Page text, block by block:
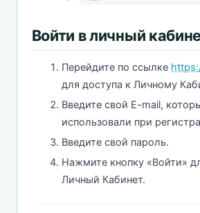
Войти в личный
Перейдите по ссылке
для доступа к Личному
Введите свой E-mail,
использовали при
Введите свой пароль.
Нажмите кнопку «Войти»
Личный Кабинет.